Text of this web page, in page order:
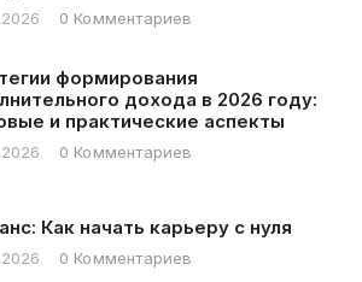
0 Комментариев
формирования
дохода в 2026 году:
и практические аспекты
0 Комментариев
Как начать карьеру с нуля
0 Комментариев